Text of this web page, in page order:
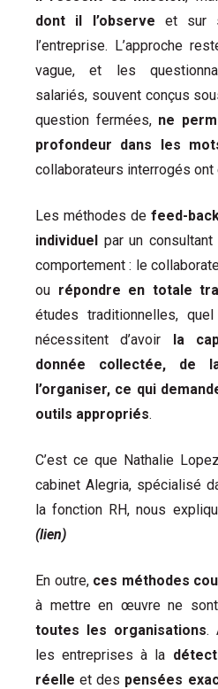
dont il l’observe et sur
l’entreprise. L’approche
vague, et les
salariés, souvent conçus
question fermées, ne
profondeur dans les
collaborateurs interrogés ont
Les méthodes de feed-
individuel par un
comportement : le
ou répondre en totale
études traditionnelles,
nécessitent d’avoir la
donnée collectée, de
l’organiser, ce qui
outils appropriés.
C’est ce que Nathalie
cabinet Alegria, spécialisé
la fonction RH, nous
(lien)
En outre, ces méthodes
à mettre en œuvre ne
toutes les organisations.
les entreprises à la
réelle et des pensées